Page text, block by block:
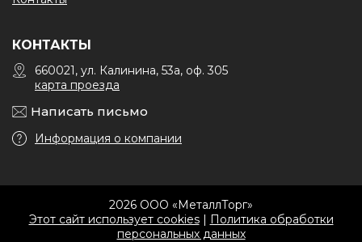
КОНТАКТЫ
660021, ул. Калинина, 53а, оф. 305
карта проезда
Написать письмо
Информация о компании
2026 ООО «МеталлТорг»
Этот сайт использует cookies| Политика обработки
персональных данных